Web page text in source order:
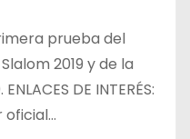
prueba del
2019 y de la
DE INTERÉS:
oficial…